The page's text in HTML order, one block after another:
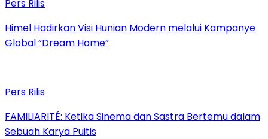
Pers Rilis
Himel Hadirkan Visi Hunian Modern melalui Kampanye
Global “Dream Home”
Pers Rilis
FAMILIARITÉ: Ketika Sinema dan Sastra Bertemu dalam
Sebuah Karya Puitis